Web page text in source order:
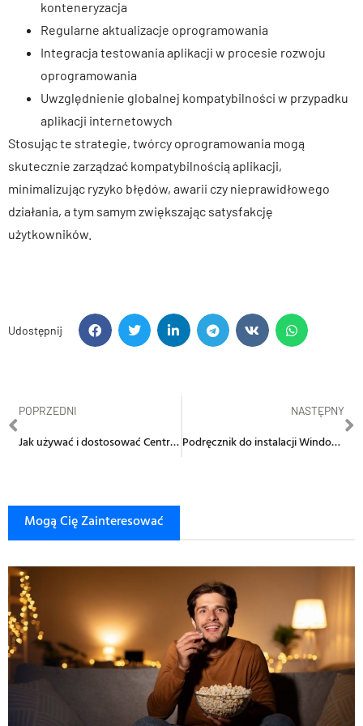
konteneryzacja
Regularne aktualizacje oprogramowania
Integracja testowania aplikacji w procesie rozwoju
oprogramowania
Uwzględnienie globalnej kompatybilności w przypadku
aplikacji internetowych
Stosując te strategie, twórcy oprogramowania mogą
skutecznie zarządzać kompatybilnością aplikacji,
minimalizując ryzyko błędów, awarii czy nieprawidłowego
działania, a tym samym zwiększając satysfakcję
użytkowników.
Udostępnij
POPRZEDNI
Jak używać i dostosować Centrum Akcji w Windows 11
NASTĘPNY
Podręcznik do instalacji Windows 11 na dojrzałym sprzęcie: Wszystko, co musisz wiedzieć
Mogą Cię Zainteresować